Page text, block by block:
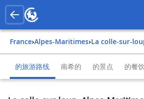
France› Alpes-Maritimes› La colle-sur-
的旅游路线 南希的 的景点 的餐